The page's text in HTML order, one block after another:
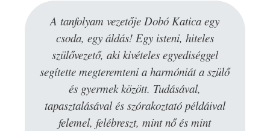
A tanfolyam vezetője Dobó Katica egy
csoda, egy áldás! Egy isteni, hiteles
szülővezető, aki kivételes egyediséggel
segítette megteremteni a harmóniát a szülő
és gyermek között. Tudásával,
tapasztalásával és szórakoztató példáival
felemel, felébreszt, mint nő és mint